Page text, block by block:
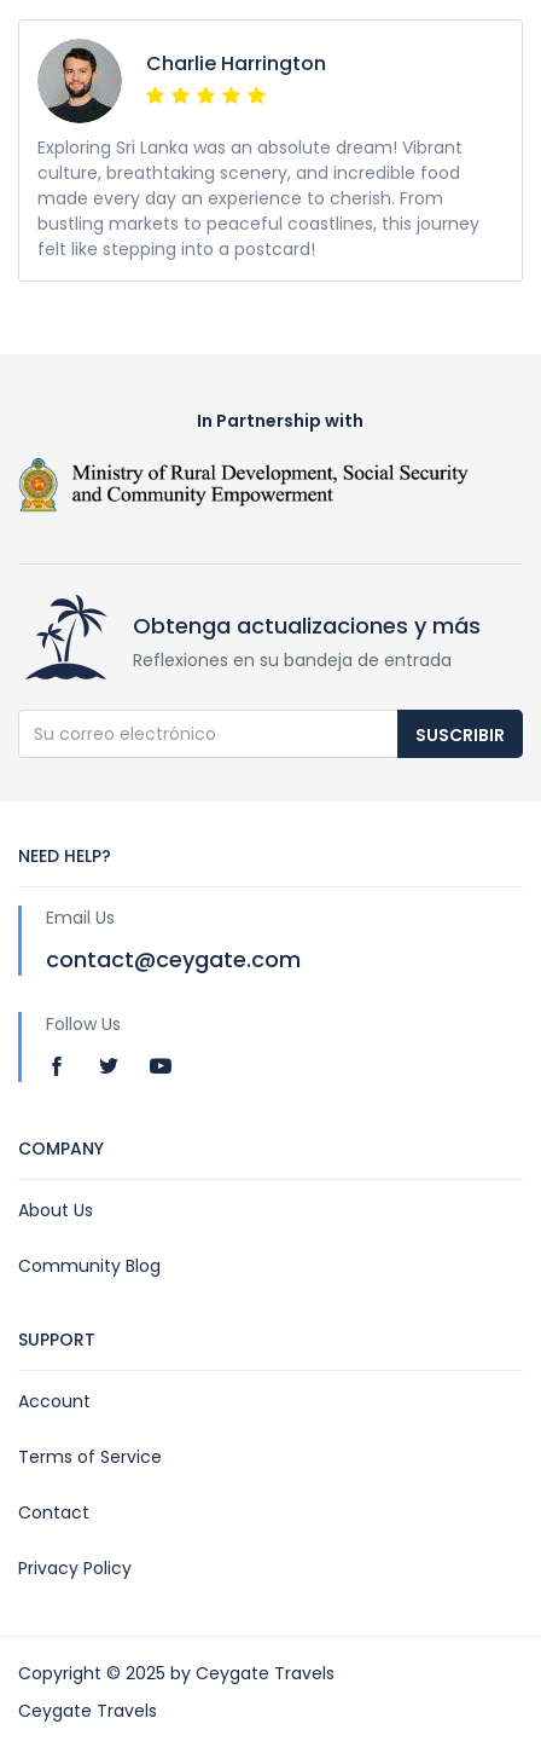
Charlie Harrington
Exploring Sri Lanka was an absolute dream! Vibrant
culture, breathtaking scenery, and incredible food
made every day an experience to cherish. From
bustling markets to peaceful coastlines, this journey
felt like stepping into a postcard!
In Partnership with
Obtenga actualizaciones y más
Reflexiones en su bandeja de entrada
SUSCRIBIR
NEED HELP?
Email Us
contact@ceygate.com
Follow Us
COMPANY
About Us
Community Blog
SUPPORT
Account
Terms of Service
Contact
Privacy Policy
Copyright © 2025 by Ceygate Travels
Ceygate Travels